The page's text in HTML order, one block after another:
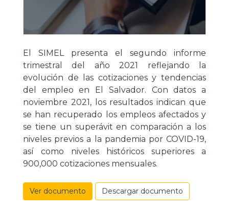
El SIMEL presenta el segundo informe
trimestral del año 2021 reflejando la
evolución de las cotizaciones y tendencias
del empleo en El Salvador. Con datos a
noviembre 2021, los resultados indican que
se han recuperado los empleos afectados y
se tiene un superávit en comparación a los
niveles previos a la pandemia por COVID-19,
así como niveles históricos superiores a
900,000 cotizaciones mensuales.
Ver documento Descargar documento